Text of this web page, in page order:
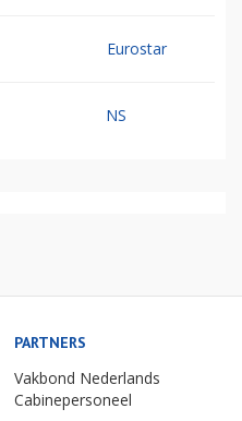
Eurostar
NS
PARTNERS
Vakbond Nederlands
Cabinepersoneel